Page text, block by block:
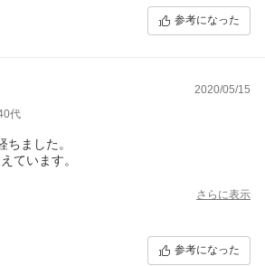
「スキット」お勧め。
、発掘が大変そうなので、表示の容量よ
た方が良いでしょう。ただし、長時間扉
ても、構造上冷気は逃げにくい。
溶かす→本体後面の穴から出す仕様。穴
ツを置いて放置すれば良さそうですが、
凍室の容量を参考にセカンド冷凍庫の容
い。元々の2倍必要なのか、3倍なのか…
参考になった
2020/05/15
代
ました。
ています。
ビスが1個、取れかかっていました。
さらに表示
参考になった